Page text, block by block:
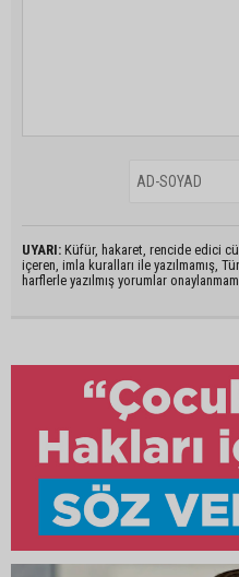
UYARI: Küfür, hakaret, rencide edici
içeren, imla kuralları ile yazılmamış,
harflerle yazılmış yorumlar